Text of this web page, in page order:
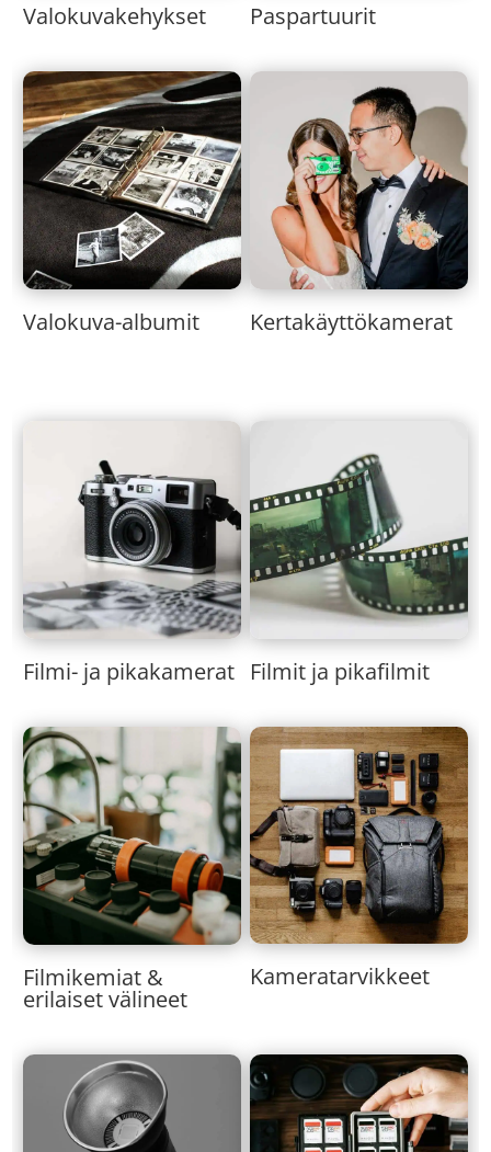
Valokuvakehykset Paspartuurit
Valokuva-albumit Kertakäyttökamerat
Filmi- ja pikakamerat Filmit ja pikafilmit
Filmikemiat &
erilaiset välineet
Kameratarvikkeet